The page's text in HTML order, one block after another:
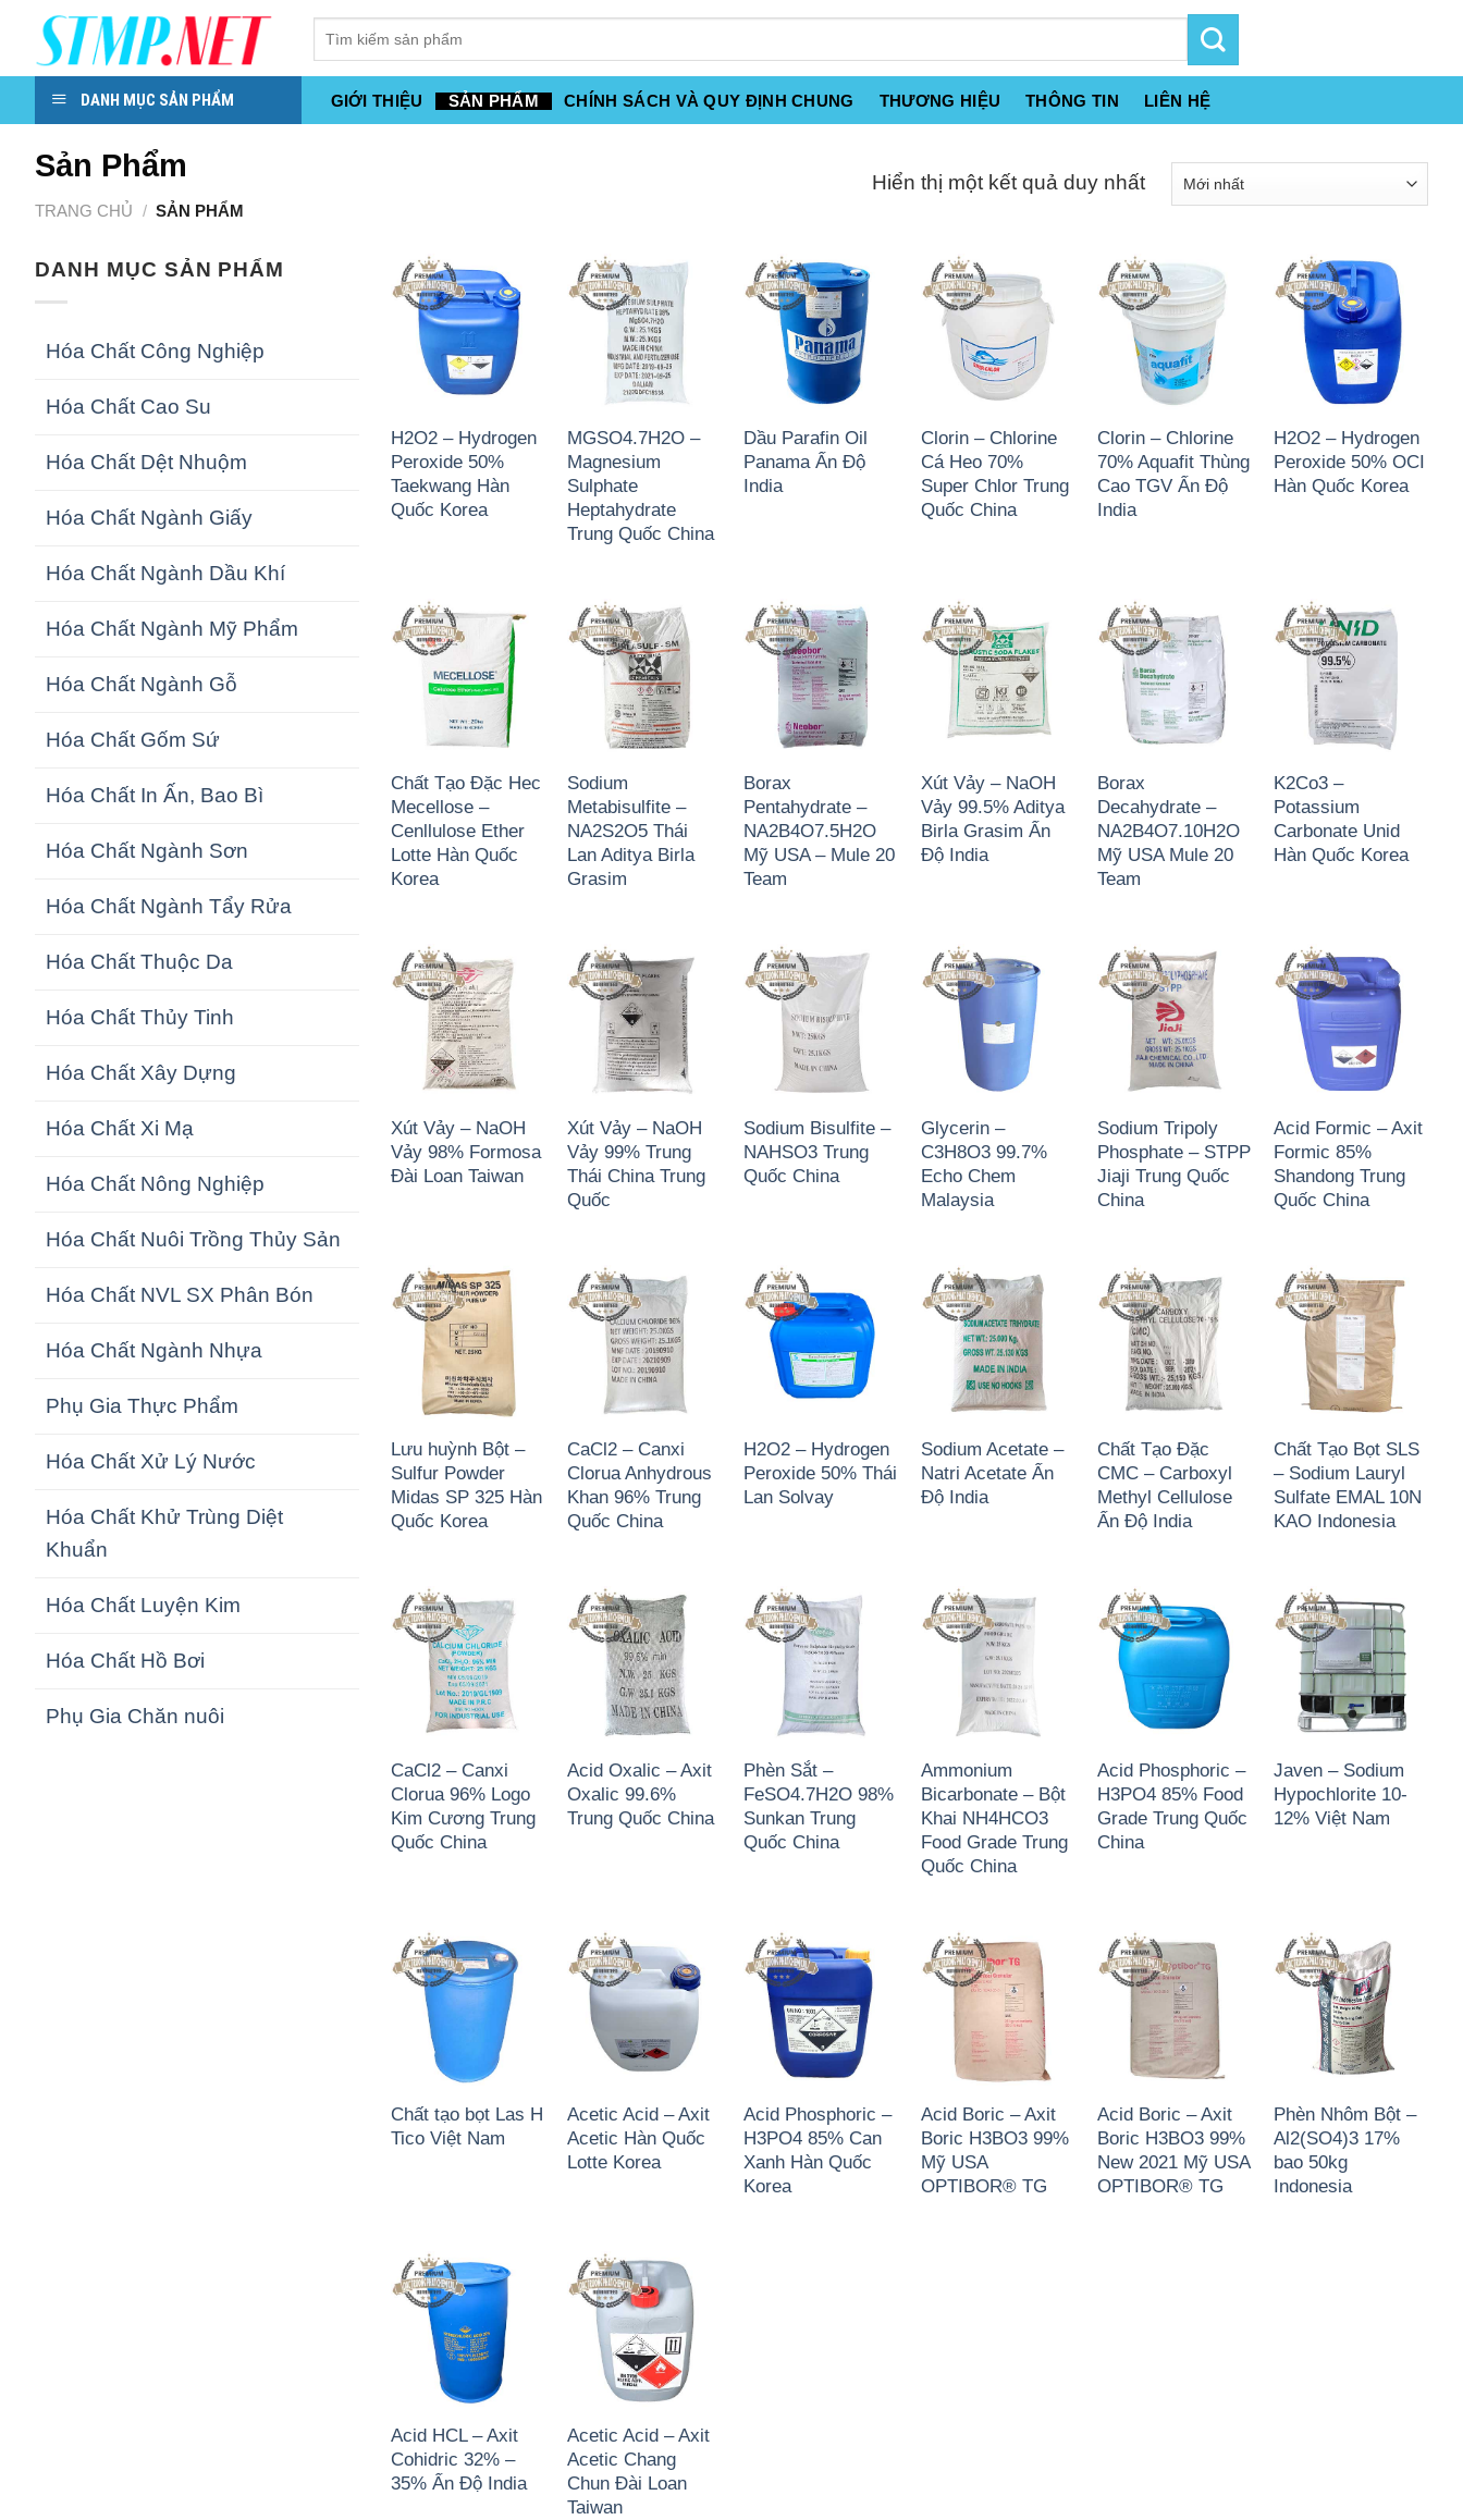
content
DANH MỤC SẢN PHẨM GIỚI THIỆU SẢN PHẨM CHÍNH SÁCH VÀ QUY ĐỊNH CHUNG THƯƠNG HIỆU THÔNG TIN LIÊN HỆ
Sản Phẩm
TRANG CHỦ / SẢN PHẨM
Hiển thị một kết quả duy nhất
DANH MỤC SẢN PHẨM
Hóa Chất Công Nghiệp
Hóa Chất Cao Su
Hóa Chất Dệt Nhuộm
Hóa Chất Ngành Giấy
Hóa Chất Ngành Dầu Khí
Hóa Chất Ngành Mỹ Phẩm
Hóa Chất Ngành Gỗ
Hóa Chất Gốm Sứ
Hóa Chất In Ấn, Bao Bì
Hóa Chất Ngành Sơn
Hóa Chất Ngành Tẩy Rửa
Hóa Chất Thuộc Da
Hóa Chất Thủy Tinh
Hóa Chất Xây Dựng
Hóa Chất Xi Mạ
Hóa Chất Nông Nghiệp
Hóa Chất Nuôi Trồng Thủy Sản
Hóa Chất NVL SX Phân Bón
Hóa Chất Ngành Nhựa
Phụ Gia Thực Phẩm
Hóa Chất Xử Lý Nước
Hóa Chất Khử Trùng Diệt
Khuẩn
Hóa Chất Luyện Kim
Hóa Chất Hồ Bơi
Phụ Gia Chăn nuôi
H2O2 – Hydrogen
Peroxide 50%
Taekwang Hàn
Quốc Korea
MGSO4.7H2O –
Magnesium
Sulphate
Heptahydrate
Trung Quốc China
Dầu Parafin Oil
Panama Ấn Độ
India
Clorin – Chlorine
Cá Heo 70%
Super Chlor Trung
Quốc China
Clorin – Chlorine
70% Aquafit Thùng
Cao TGV Ấn Độ
India
H2O2 – Hydrogen
Peroxide 50% OCI
Hàn Quốc Korea
Chất Tạo Đặc Hec
Mecellose –
Cenllulose Ether
Lotte Hàn Quốc
Korea
Sodium
Metabisulfite –
NA2S2O5 Thái
Lan Aditya Birla
Grasim
Borax
Pentahydrate –
NA2B4O7.5H2O
Mỹ USA – Mule 20
Team
Xút Vảy – NaOH
Vảy 99.5% Aditya
Birla Grasim Ấn
Độ India
Borax
Decahydrate –
NA2B4O7.10H2O
Mỹ USA Mule 20
Team
K2Co3 –
Potassium
Carbonate Unid
Hàn Quốc Korea
Xút Vảy – NaOH
Vảy 98% Formosa
Đài Loan Taiwan
Xút Vảy – NaOH
Vảy 99% Trung
Thái China Trung
Quốc
Sodium Bisulfite –
NAHSO3 Trung
Quốc China
Glycerin –
C3H8O3 99.7%
Echo Chem
Malaysia
Sodium Tripoly
Phosphate – STPP
Jiaji Trung Quốc
China
Acid Formic – Axit
Formic 85%
Shandong Trung
Quốc China
Lưu huỳnh Bột –
Sulfur Powder
Midas SP 325 Hàn
Quốc Korea
CaCl2 – Canxi
Clorua Anhydrous
Khan 96% Trung
Quốc China
H2O2 – Hydrogen
Peroxide 50% Thái
Lan Solvay
Sodium Acetate –
Natri Acetate Ấn
Độ India
Chất Tạo Đặc
CMC – Carboxyl
Methyl Cellulose
Ấn Độ India
Chất Tạo Bọt SLS
– Sodium Lauryl
Sulfate EMAL 10N
KAO Indonesia
CaCl2 – Canxi
Clorua 96% Logo
Kim Cương Trung
Quốc China
Acid Oxalic – Axit
Oxalic 99.6%
Trung Quốc China
Phèn Sắt –
FeSO4.7H2O 98%
Sunkan Trung
Quốc China
Ammonium
Bicarbonate – Bột
Khai NH4HCO3
Food Grade Trung
Quốc China
Acid Phosphoric –
H3PO4 85% Food
Grade Trung Quốc
China
Javen – Sodium
Hypochlorite 10-
12% Việt Nam
Chất tạo bọt Las H
Tico Việt Nam
Acetic Acid – Axit
Acetic Hàn Quốc
Lotte Korea
Acid Phosphoric –
H3PO4 85% Can
Xanh Hàn Quốc
Korea
Acid Boric – Axit
Boric H3BO3 99%
Mỹ USA
OPTIBOR® TG
Acid Boric – Axit
Boric H3BO3 99%
New 2021 Mỹ USA
OPTIBOR® TG
Phèn Nhôm Bột –
Al2(SO4)3 17%
bao 50kg
Indonesia
Acid HCL – Axit
Cohidric 32% –
35% Ấn Độ India
Acetic Acid – Axit
Acetic Chang
Chun Đài Loan
Taiwan